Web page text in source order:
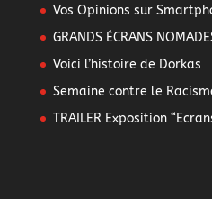
Vos Opinions sur
GRANDS ÉCRANS
Voici l’histoire de Dorkas
Semaine contre le
TRAILER Exposition